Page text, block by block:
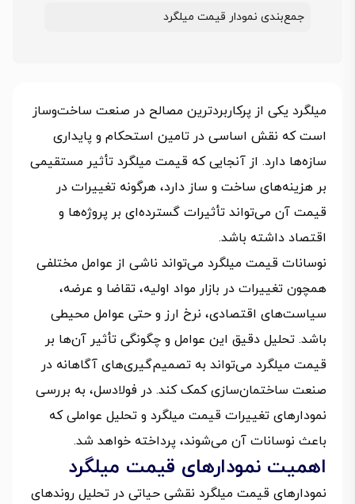
جمع‌بندی نمودار قیمت میلگرد
میلگرد یکی از پرکاربردترین مصالح در صنعت ساخت‌وساز
است که نقش اساسی در تامین استحکام و پایداری
سازه‌ها دارد. از آنجایی که قیمت میلگرد تأثیر مستقیمی
بر هزینه‌های ساخت و ساز دارد، هرگونه تغییرات در
قیمت آن می‌تواند تأثیرات گسترده‌ای بر پروژه‌ها و
اقتصاد داشته باشد.
نوسانات قیمت میلگرد می‌تواند ناشی از عوامل مختلفی
همچون تغییرات در بازار مواد اولیه، تقاضا و عرضه،
سیاست‌های اقتصادی، نرخ ارز و حتی عوامل محیطی
باشد. تحلیل دقیق این عوامل و چگونگی تأثیر آن‌ها بر
قیمت میلگرد می‌تواند به تصمیم‌گیری‌های آگاهانه در
صنعت ساختمان‌سازی کمک کند. در فولادسل، به بررسی
نمودارهای تغییرات قیمت میلگرد و تحلیل عواملی که
باعث نوسانات آن می‌شوند، پرداخته خواهد شد.
اهمیت نمودارهای قیمت میلگرد
نمودارهای قیمت میلگرد نقشی حیاتی در تحلیل روندهای